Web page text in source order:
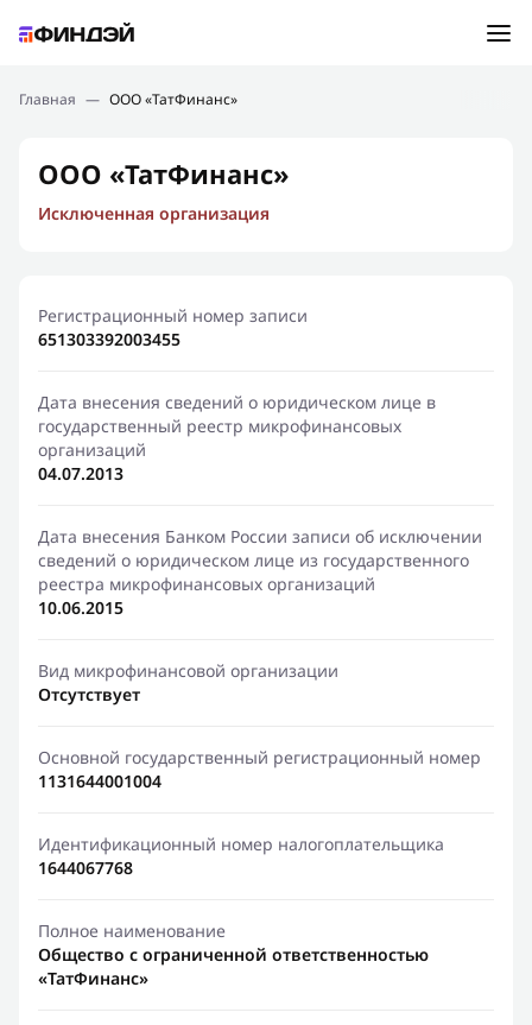
Подбор займа
Новости
Финансовое просвещение
Главная — ООО «ТатФинанс»
ООО «ТатФинанс»
Исключенная организация
Регистрационный номер записи
651303392003455
Дата внесения сведений о юридическом лице в
государственный реестр микрофинансовых
организаций
04.07.2013
Дата внесения Банком России записи об исключении
сведений о юридическом лице из государственного
реестра микрофинансовых организаций
10.06.2015
Вид микрофинансовой организации
Отсутствует
Основной государственный регистрационный номер
1131644001004
Идентификационный номер налогоплательщика
1644067768
Полное наименование
Общество с ограниченной ответственностью
«ТатФинанс»
Ошибка:Контактная форма не найдена.
Спасибо, что написали нам
Мы свяжемся с Вами в ближайшее время и сообщим
результат
Отправить новый запрос